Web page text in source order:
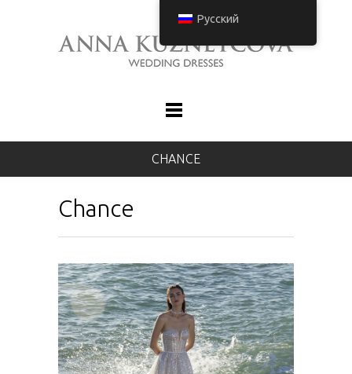
CHANCE
Chance
CRYSTALLIYA
Русский